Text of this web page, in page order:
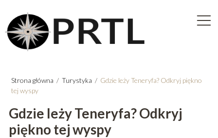
Strona główna / Turystyka / Gdzie leży Teneryfa? Odkryj piękno
tej wyspy
Gdzie leży Teneryfa? Odkryj
piękno tej wyspy